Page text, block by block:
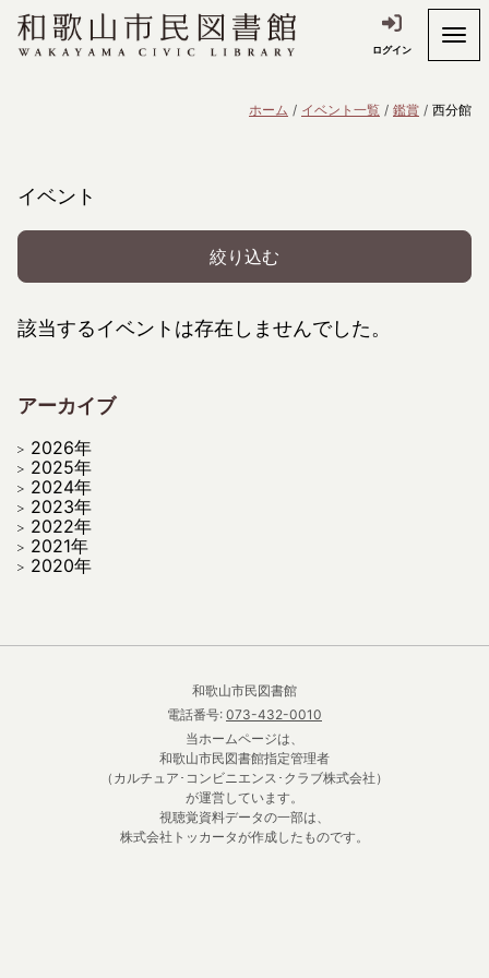
ログイン
ホーム イベント一覧 鑑賞 西分館
イベント
絞り込む
該当するイベントは存在しませんでした。
アーカイブ
2026年
2025年
2024年
2023年
2022年
2021年
2020年
和歌山市民図書館
電話番号: 073-432-0010
当ホームページは、
和歌山市民図書館指定管理者
（カルチュア･コンビニエンス･クラブ株式会社）
が運営しています。
視聴覚資料データの一部は、
株式会社トッカータが作成したものです。